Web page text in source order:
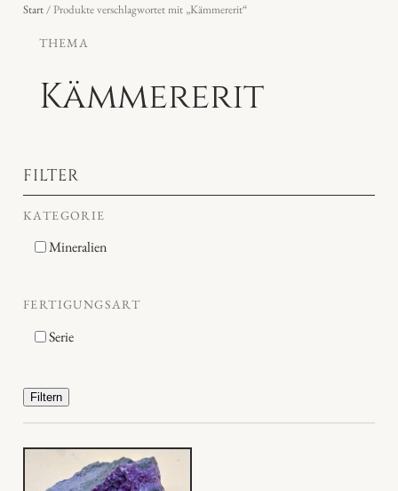
Start/ Produkte verschlagwortet mit „Kämmererit“
THEMA
Kämmererit
FILTER
KATEGORIE
Mineralien
FERTIGUNGSART
Serie
Filtern